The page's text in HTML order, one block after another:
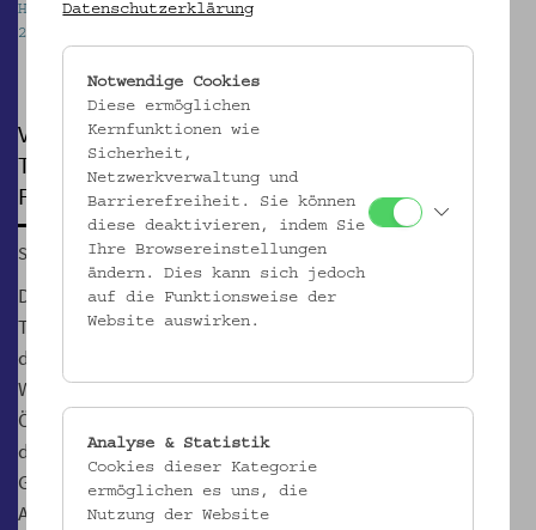
Horst Kaller und die Pendeluhr seiner Großeltern,
2015, (c) Georg Traska
VERTRIEBENE UND VERBLIEBENE ERZÄHLEN.
TSCHECHOSLOWAKEI 1937-1948“
Führung durch die Ausstellung
So, 14.02.2016, 15:00
Die Ausstellung thematisiert die NS-Zeit in der
Tschechoslowakei und die Vertreibung der
deutschsprachigen Bevölkerung nach dem Zweiten
Weltkrieg. Lebensgeschichtliche Videointerviews, die in
Österreich, Tschechien und der Slowakei geführt wurden,
dokumentieren Erinnerungen an diese Geschichte bis in die
Gegenwart. Als mitteleuropäische Kooperation kann die
Ausstellung zeitgleich in Wien, Prag und Bratislava gezeigt
Datenschutzerklärung
Notwendige Cookies
Diese ermöglichen
Kernfunktionen wie
Sicherheit,
Netzwerkverwaltung und
Barrierefreiheit. Sie können
diese deaktivieren, indem Sie
Ihre Browsereinstellungen
ändern. Dies kann sich jedoch
auf die Funktionsweise der
Website auswirken.
Analyse & Statistik
Cookies dieser Kategorie
ermöglichen es uns, die
Nutzung der Website